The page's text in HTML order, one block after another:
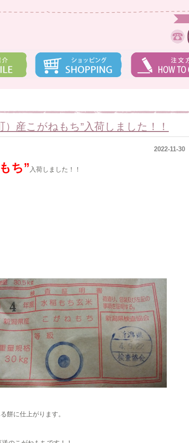
産こがねもち”入荷しました！！
2022-11-30
ち” 入荷しました！！
餅に仕上がります。